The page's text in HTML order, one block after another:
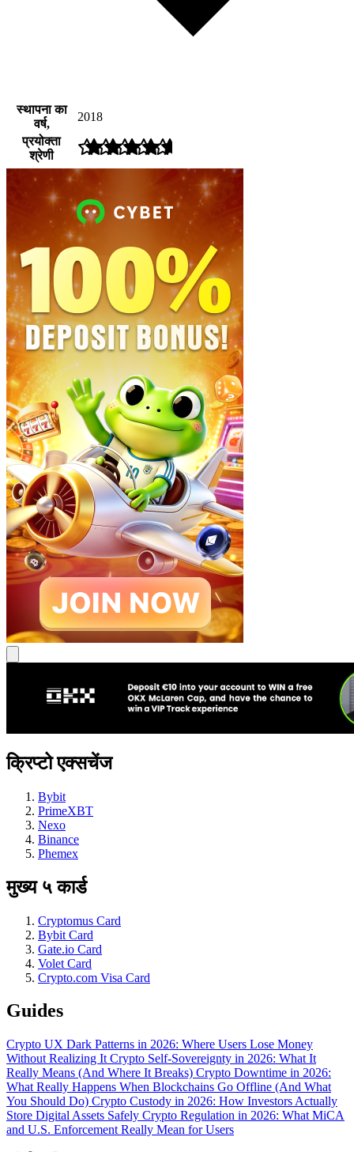
स्थापना का
वर्ष,
2018
प्रयोक्ता
श्रेणी
क्रिप्टो एक्सचेंज
Bybit
PrimeXBT
Nexo
Binance
Phemex
मुख्य ५ कार्ड
Cryptomus Card
Bybit Card
Gate.io Card
Volet Card
Crypto.com Visa Card
Guides
Crypto UX Dark Patterns in 2026: Where Users Lose Money
Without Realizing It Crypto Self-Sovereignty in 2026: What It
Really Means (And Where It Breaks) Crypto Downtime in 2026:
What Really Happens When Blockchains Go Offline (And What
You Should Do) Crypto Custody in 2026: How Investors Actually
Store Digital Assets Safely Crypto Regulation in 2026: What MiCA
and U.S. Enforcement Really Mean for Users